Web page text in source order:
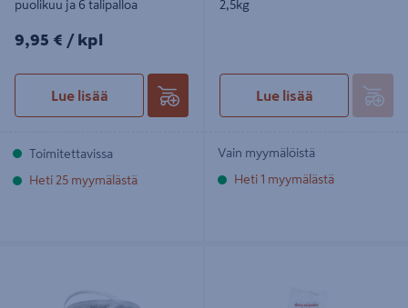
puolikuu ja 6 talipalloa
9,95€/kpl
9,95 € / kpl
Lue lisää
Toimitettavissa
Heti 25 myymälästä
2,5kg
Lue lisää
Vain myymälöistä
Heti 1 myymälästä